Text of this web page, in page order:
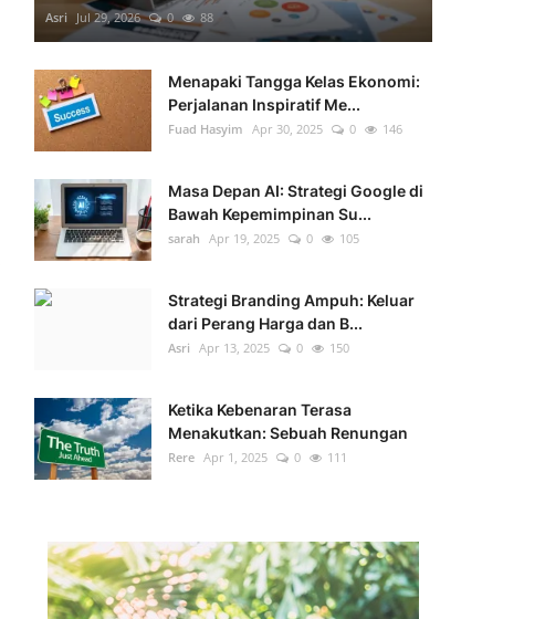
Asri Jul 29, 2026 0 88
Menapaki Tangga Kelas Ekonomi:
Perjalanan Inspiratif Me...
Fuad Hasyim Apr 30, 2025 0 146
Masa Depan AI: Strategi Google di
Bawah Kepemimpinan Su...
sarah Apr 19, 2025 0 105
Strategi Branding Ampuh: Keluar
dari Perang Harga dan B...
Asri Apr 13, 2025 0 150
Ketika Kebenaran Terasa
Menakutkan: Sebuah Renungan
Rere Apr 1, 2025 0 111